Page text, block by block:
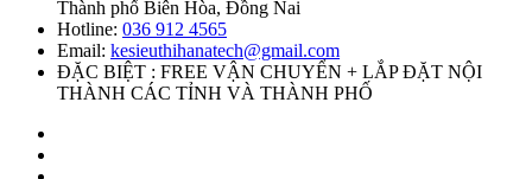
Thành phố Biên Hòa, Đồng Nai
Hotline: 036 912 4565
Email: kesieuthihanatech@gmail.com
ĐẶC BIỆT : FREE VẬN CHUYỂN + LẮP ĐẶT NỘI
THÀNH CÁC TỈNH VÀ THÀNH PHỐ